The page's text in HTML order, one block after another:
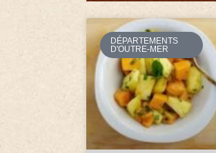
DÉPARTEMENTS
D'OUTRE-MER